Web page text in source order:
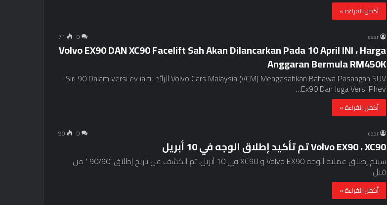
أكمل القراءة »
caar
0
71
Volvo EX90 DAN XC90 Facelift Sah Akan Dilancarkan Pada 10 April INI ، Harga
Anggaran Bermula RM450K
Volvo Cars Malaysia (VCM) Mengesahkan Bahawa Pasangan SUV الرائد Siri 90 Dalam versi ev iaitu
Ex90 Dan Juga Versi Phev…
أكمل القراءة »
caar
0
90
Volvo EX90 ، XC90 تم تأكيد إطلاق الوجه في 10 أبريل
سيتم إطلاق عملية الوجه Volvo EX90 و XC90 في 10 أبريل. تم الكشف عن تاريخ إطلاق ’90/90 ′ من
قبل…
أكمل القراءة »